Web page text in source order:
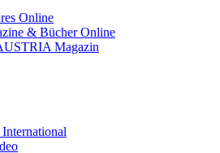
Online
& Bücher Online
Magazin